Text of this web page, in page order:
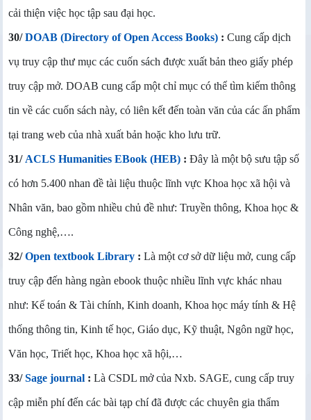
cải thiện việc học tập sau đại học.
30/DOAB (Directory of Open Access Books) : Cung cấp dịch
vụ truy cập thư mục các cuốn sách được xuất bản theo giấy phép
truy cập mở. DOAB cung cấp một chỉ mục có thể tìm kiếm thông
tin về các cuốn sách này, có liên kết đến toàn văn của các ấn phẩm
tại trang web của nhà xuất bản hoặc kho lưu trữ.
31/ ACLS Humanities EBook (HEB) : Đây là một bộ sưu tập số
có hơn 5.400 nhan đề tài liệu thuộc lĩnh vực Khoa học xã hội và
Nhân văn, bao gồm nhiều chủ đề như: Truyền thông, Khoa học &
Công nghệ,….
32/Open textbook Library : Là một cơ sở dữ liệu mở, cung cấp
truy cập đến hàng ngàn ebook thuộc nhiều lĩnh vực khác nhau
như: Kế toán & Tài chính, Kinh doanh, Khoa học máy tính & Hệ
thống thông tin, Kinh tế học, Giáo dục, Kỹ thuật, Ngôn ngữ học,
Văn học, Triết học, Khoa học xã hội,…
33/Sage journal : Là CSDL mở của Nxb. SAGE, cung cấp truy
cập miễn phí đến các bài tạp chí đã được các chuyên gia thẩm